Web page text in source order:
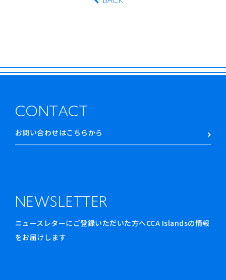
CONTACT
お問い合わせはこちらから
NEWSLETTER
ニュースレターにご登録いただいた方へCCA Islandsの情報
をお届けします